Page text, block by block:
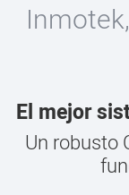
El mejor
Un robusto